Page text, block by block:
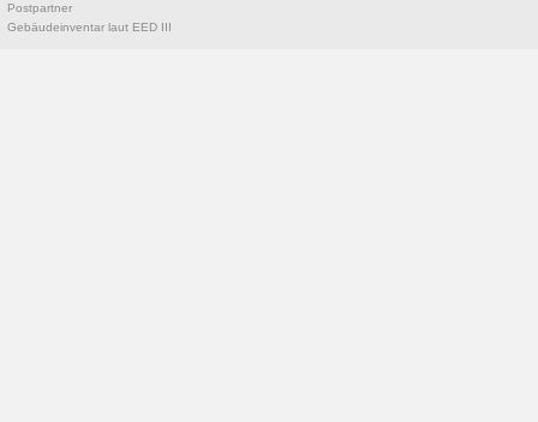
Postpartner
Gebäudeinventar laut EED III